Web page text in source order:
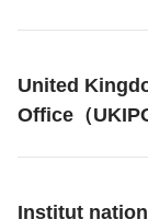
United
Office（
Institut